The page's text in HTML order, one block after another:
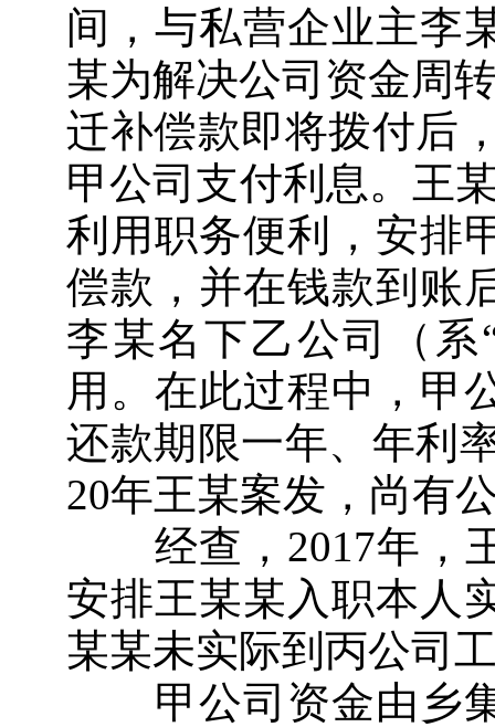
间，与私营企业主李
某为解决公司资金周
迁补偿款即将拨付后
甲公司支付利息。王
利用职务便利，安排
偿款，并在钱款到账
李某名下乙公司（
用。在此过程中，甲
还款期限一年、年利
20年王某案发，尚有
经查，2017年，王
安排王某某入职本人
某某未实际到丙公司
甲公司资金由乡集